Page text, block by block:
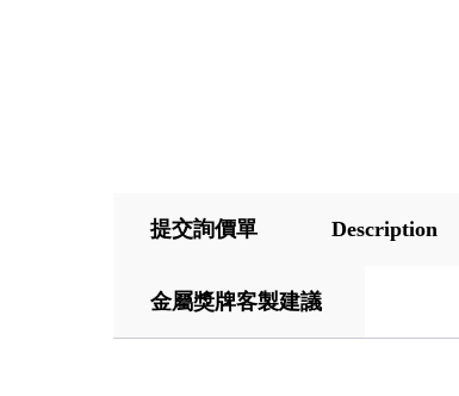
提交詢價單 Description
金屬獎牌客製建議